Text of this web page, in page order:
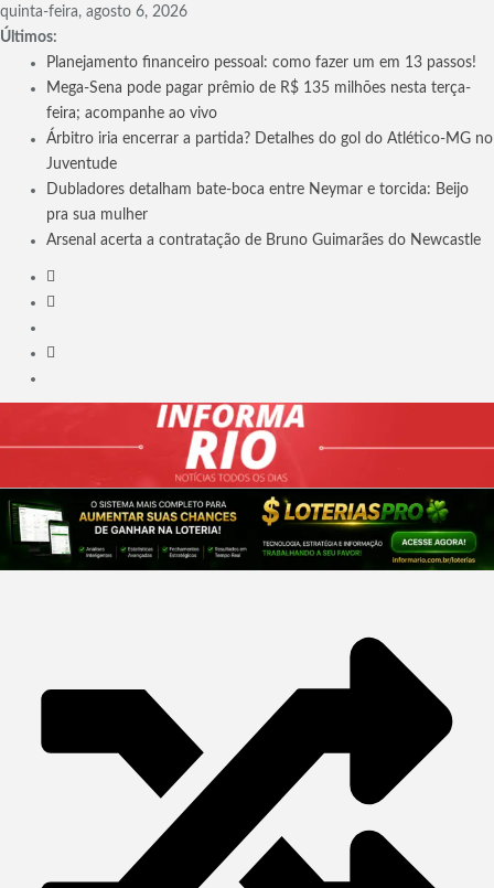
Skip
to
content
quinta-feira, agosto 6, 2026
Últimos:
Planejamento financeiro pessoal: como fazer um em 13 passos!
Mega-Sena pode pagar prêmio de R$ 135 milhões nesta terça-
feira; acompanhe ao vivo
Árbitro iria encerrar a partida? Detalhes do gol do Atlético-MG no
Juventude
Dubladores detalham bate-boca entre Neymar e torcida: Beijo
pra sua mulher
Arsenal acerta a contratação de Bruno Guimarães do Newcastle